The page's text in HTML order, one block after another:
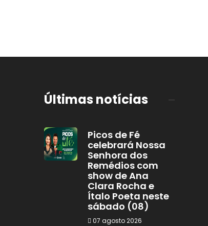
Últimas notícias
Picos de Fé
celebrará Nossa
Senhora dos
Remédios com
show de Ana
Clara Rocha e
Ítalo Poeta neste
sábado (08)
07 agosto 2026